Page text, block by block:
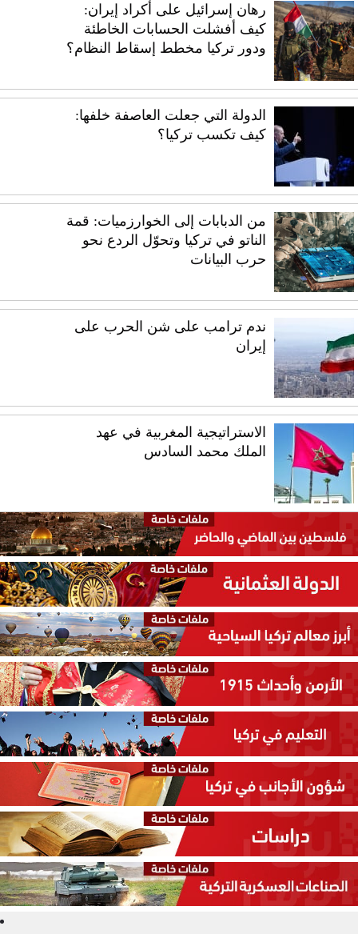
رهان إسرائيل على أكراد إيران:
كيف أفشلت الحسابات الخاطئة
ودور تركيا مخطط إسقاط النظام؟
الدولة التي جعلت العاصفة خلفها:
كيف تكسب تركيا؟
من الدبابات إلى الخوارزميات: قمة
الناتو في تركيا وتحوّل الردع نحو
حرب البيانات
ندم ترامب على شن الحرب على
إيران
الاستراتيجية المغربية في عهد
الملك محمد السادس